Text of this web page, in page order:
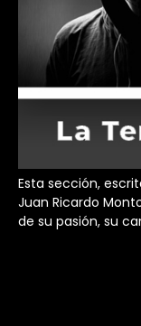
Esta sección,
Juan Ricardo
de su pasión, su